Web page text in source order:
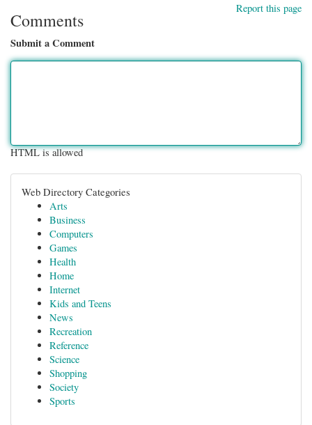
Report this page
Comments
Submit a Comment
HTML is allowed
Web Directory Categories
Arts
Business
Computers
Games
Health
Home
Internet
Kids and Teens
News
Recreation
Reference
Science
Shopping
Society
Sports